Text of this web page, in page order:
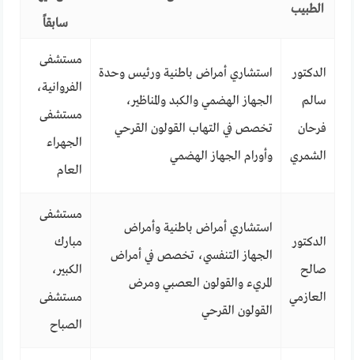
الطبيب
سابقاً
الدكتور
سالم
فرحان
الشمري
استشاري أمراض باطنية ورئيس وحدة
الجهاز الهضمي والكبد والمناظير،
تخصص في التهاب القولون القرحي
وأورام الجهاز الهضمي
مستشفى
الفروانية،
مستشفى
الجهراء
العام
الدكتور
صالح
العازمي
استشاري أمراض باطنية وأمراض
الجهاز التنفسي، تخصص في أمراض
المريء والقولون العصبي ومرض
القولون القرحي
مستشفى
مبارك
الكبير،
مستشفى
الصباح